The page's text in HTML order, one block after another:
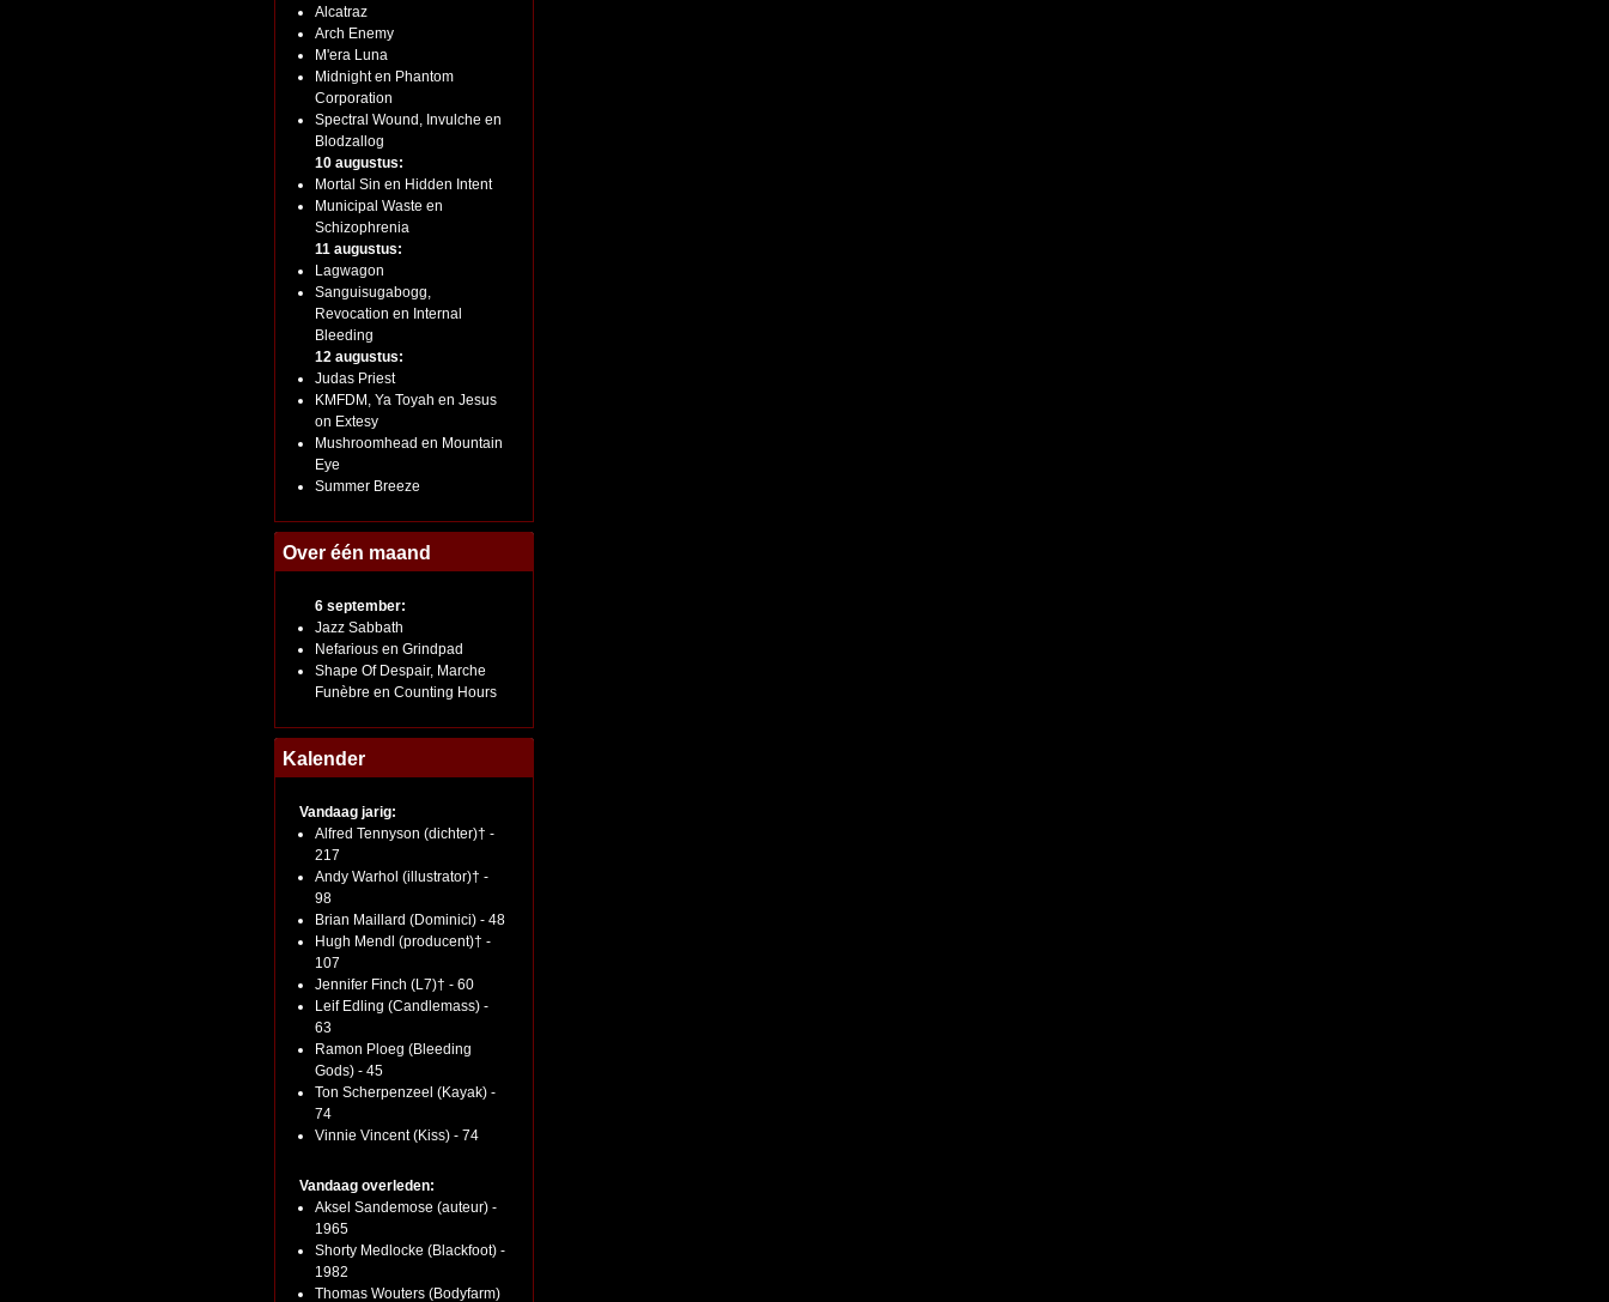
Alcatraz
Arch Enemy
M'era Luna
Midnight en Phantom
Corporation
Spectral Wound, Invulche en
Blodzallog
10 augustus:
Mortal Sin en Hidden Intent
Municipal Waste en
Schizophrenia
11 augustus:
Lagwagon
Sanguisugabogg,
Revocation en Internal
Bleeding
12 augustus:
Judas Priest
KMFDM, Ya Toyah en Jesus
on Extesy
Mushroomhead en Mountain
Eye
Summer Breeze
Over één maand
6 september:
Jazz Sabbath
Nefarious en Grindpad
Shape Of Despair, Marche
Funèbre en Counting Hours
Kalender
Vandaag jarig:
Alfred Tennyson (dichter)† -
217
Andy Warhol (illustrator)† -
98
Brian Maillard (Dominici) - 48
Hugh Mendl (producent)† -
107
Jennifer Finch (L7)† - 60
Leif Edling (Candlemass) -
63
Ramon Ploeg (Bleeding
Gods) - 45
Ton Scherpenzeel (Kayak) -
74
Vinnie Vincent (Kiss) - 74
Vandaag overleden:
Aksel Sandemose (auteur) -
1965
Shorty Medlocke (Blackfoot) -
1982
Thomas Wouters (Bodyfarm)